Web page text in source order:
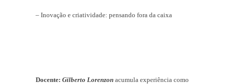
– Inovação e criatividade: pensando fora da caixa
Docente: Gilberto Lorenzon acumula experiência como